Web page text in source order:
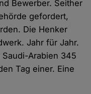
Bewerber. Seither
gefordert,
Die Henker
Jahr für Jahr.
Arabien 345
Tag einer. Eine